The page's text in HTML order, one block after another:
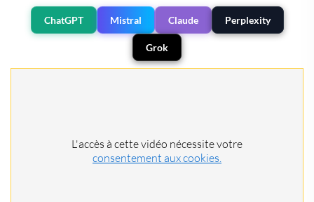
ChatGPT Mistral Claude Perplexity
Grok
L'accès à cette vidéo nécessite votre
consentement aux cookies.